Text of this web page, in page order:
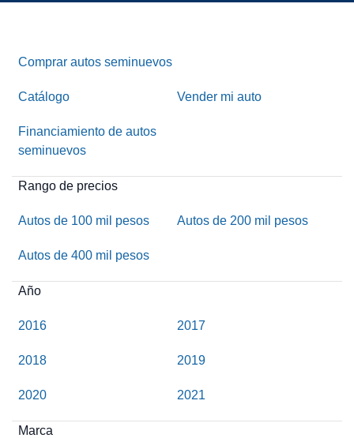
Comprar autos seminuevos
Catálogo Vender mi auto
Financiamiento de autos
seminuevos
Rango de precios
Autos de 100 mil pesos Autos de 200 mil pesos
Autos de 400 mil pesos
Año
2016 2017
2018 2019
2020 2021
Marca